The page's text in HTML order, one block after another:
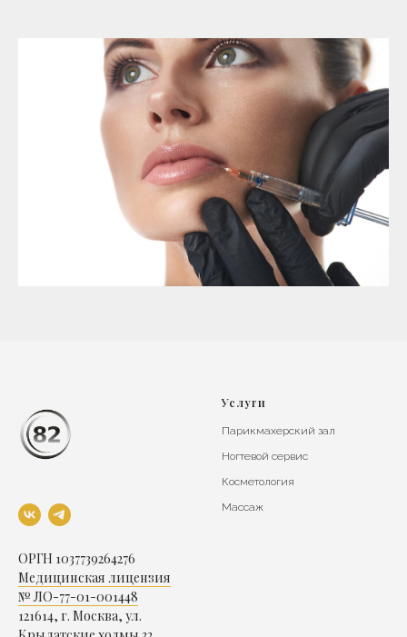
ОРГН 1037739264276
Медицинская лицензия
№ ЛО-77-01-001448
121614, г. Москва, ул.
Услуги
Парикмахерский зал
Ногтевой сервис
Косметология
Массаж